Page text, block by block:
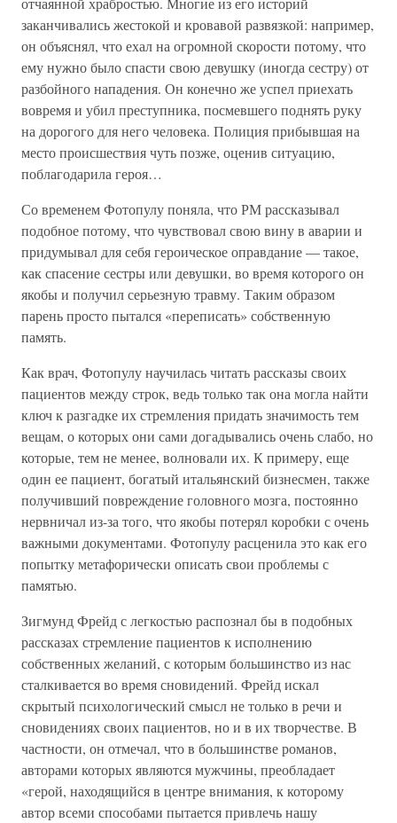
заканчивались жестокой и кровавой развязкой: например,
он объяснял, что ехал на огромной скорости потому, что
ему нужно было спасти свою девушку (иногда сестру) от
разбойного нападения. Он конечно же успел приехать
вовремя и убил преступника, посмевшего поднять руку
на дорогого для него человека. Полиция прибывшая на
место происшествия чуть позже, оценив ситуацию,
поблагодарила героя…
Со временем Фотопулу поняла, что РМ рассказывал
подобное потому, что чувствовал свою вину в аварии и
придумывал для себя героическое оправдание — такое,
как спасение сестры или девушки, во время которого он
якобы и получил серьезную травму. Таким образом
парень просто пытался «переписать» собственную
память.
Как врач, Фотопулу научилась читать рассказы своих
пациентов между строк, ведь только так она могла найти
ключ к разгадке их стремления придать значимость тем
вещам, о которых они сами догадывались очень слабо, но
которые, тем не менее, волновали их. К примеру, еще
один ее пациент, богатый итальянский бизнесмен, также
получивший повреждение головного мозга, постоянно
нервничал из-за того, что якобы потерял коробки с очень
важными документами. Фотопулу расценила это как его
попытку метафорически описать свои проблемы с
памятью.
Зигмунд Фрейд с легкостью распознал бы в подобных
рассказах стремление пациентов к исполнению
собственных желаний, с которым большинство из нас
сталкивается во время сновидений. Фрейд искал
скрытый психологический смысл не только в речи и
сновидениях своих пациентов, но и в их творчестве. В
частности, он отмечал, что в большинстве романов,
авторами которых являются мужчины, преобладает
«герой, находящийся в центре внимания, к которому
автор всеми способами пытается привлечь нашу